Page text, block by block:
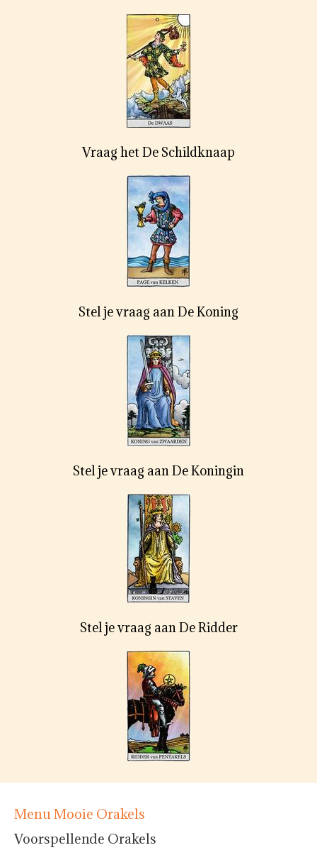
Vraag het De Schildknaap
Stel je vraag aan De Koning
Stel je vraag aan De Koningin
Stel je vraag aan De Ridder
Menu Mooie Orakels
Voorspellende Orakels